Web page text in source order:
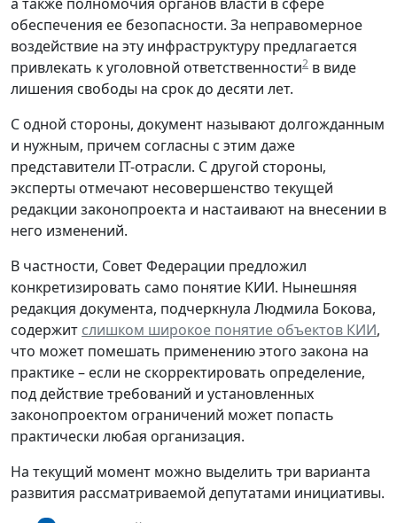
обеспечения ее безопасности. За неправомерное
воздействие на эту инфраструктуру предлагается
привлекать к уголовной ответственности2 в виде
лишения свободы на срок до десяти лет.
С одной стороны, документ называют долгожданным
и нужным, причем согласны с этим даже
представители IT-отрасли. С другой стороны,
эксперты отмечают несовершенство текущей
редакции законопроекта и настаивают на внесении в
него изменений.
В частности, Совет Федерации предложил
конкретизировать само понятие КИИ. Нынешняя
редакция документа, подчеркнула Людмила Бокова,
содержит слишком широкое понятие объектов КИИ,
что может помешать применению этого закона на
практике – если не скорректировать определение,
под действие требований и установленных
законопроектом ограничений может попасть
практически любая организация.
На текущий момент можно выделить три варианта
развития рассматриваемой депутатами инициативы.